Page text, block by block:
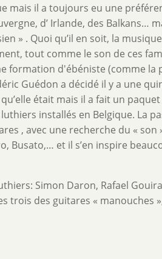
mais il a toujours eu une
d’ Irlande, des Balkans…
» . Quoi qu’il en soit, la
tout comme le son de ces
formation d'ébéniste (comme la
Guédon a décidé il y a une
était mais il a fait un paquet
installés en Belgique. La
, avec une recherche du « son
Busato,… et il s’en inspire
Simon Daron, Rafael
des guitares « manouches